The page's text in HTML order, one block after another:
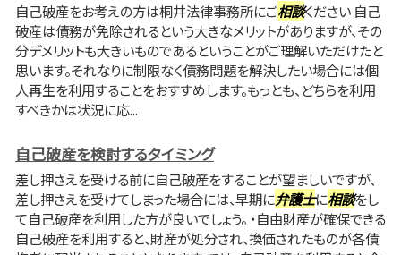
自己破産をお考えの方は桐井法律事務所にご相談ください 自己
破産は債務が免除されるという大きなメリットがありますが、その
分デメリットも大きいものであるということがご理解いただけたと
思います。それなりに制限なく債務問題を解決したい場合には個
人再生を利用することをおすすめします。もっとも、どちらを利用
すべきかは状況に応...
自己破産を検討するタイミング
差し押さえを受ける前に自己破産をすることが望ましいですが、
差し押さえを受けてしまった場合には、早期に弁護士に相談をし
て自己破産を利用した方が良いでしょう。 ・自由財産が確保できる
自己破産を利用すると、財産が処分され、換価されたものが各債